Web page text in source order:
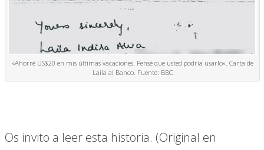
«Ahorré US$20 en mis últimas vacaciones. Pensé que usted podría usarlo». Carta de
Laila al Banco. Fuente: BBC
Os invito a leer esta historia. (Original en